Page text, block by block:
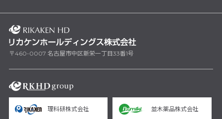
〒460-0007 名古屋市中区新栄一丁目33番1号
理科研株式会社 並木薬品株式会社